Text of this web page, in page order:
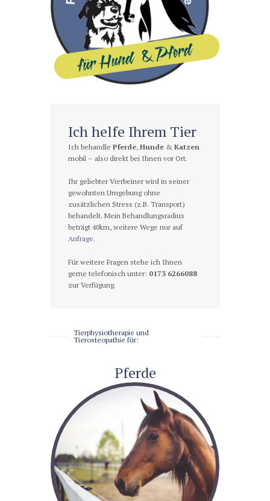
Ich helfe Ihrem Tier
Ich behandle Pferde, Hunde & Katzen
mobil – also direkt bei Ihnen vor Ort.
Ihr geliebter Vierbeiner wird in seiner
gewohnten Umgebung ohne
zusätzlichen Stress (z.B. Transport)
behandelt. Mein Behandlungsradius
beträgt 40km, weitere Wege nur auf
Anfrage.
Für weitere Fragen stehe ich Ihnen
gerne telefonisch unter: 0173 6266088
zur Verfügung.
Tierphysiotherapie und
Tierosteopathie für:
Pferde